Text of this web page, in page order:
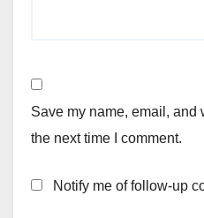
Save my name, email, and
the next time I comment.
Notify me of follow-up